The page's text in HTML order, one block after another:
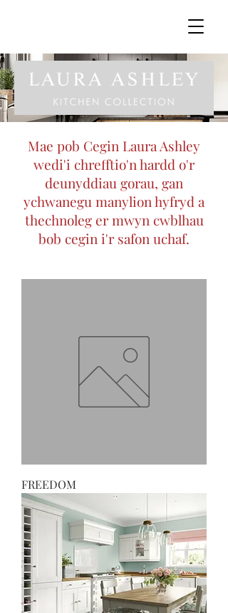
Mae pob Cegin Laura Ashley
wedi'i chrefftio'n hardd o'r
deunyddiau gorau, gan
ychwanegu manylion hyfryd a
thechnoleg er mwyn cwblhau
bob cegin i'r safon uchaf.
FREEDOM